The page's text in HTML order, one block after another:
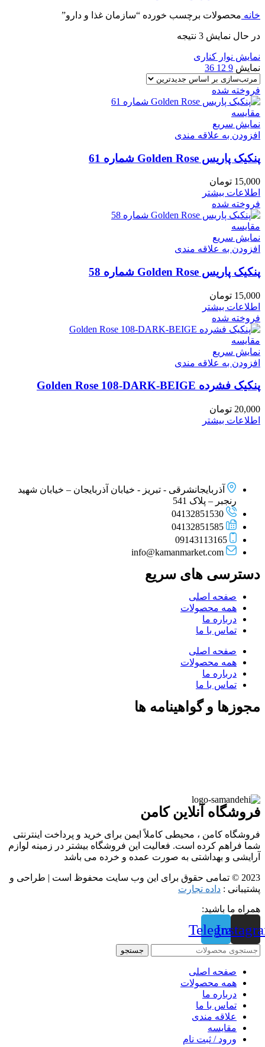
خانه محصولات برچسب خورده “سازمان غذا و دارو”
در حال نمایش 3 نتیجه
نمایش نوار کناری
نمایش 9
12
36
فروخته شده
مقايسه
نمایش سریع
افزودن به علاقه مندی
پنکیک پاریس Golden Rose شماره 61
15,000 تومان
اطلاعات بیشتر
فروخته شده
مقايسه
نمایش سریع
افزودن به علاقه مندی
پنکیک پاریس Golden Rose شماره 58
15,000 تومان
اطلاعات بیشتر
فروخته شده
مقايسه
نمایش سریع
افزودن به علاقه مندی
پنکیک فشرده Golden Rose 108-DARK-BEIGE
20,000 تومان
اطلاعات بیشتر
آذربایجانشرقی - تبریز - خیابان آذربایجان – خیابان شهید
رنجبر – پلاک 541
04132851530
04132851585
09143113165
info@kamanmarket.com
دسترسی های سریع
صفحه اصلی
همه محصولات
درباره ما
تماس با ما
صفحه اصلی
همه محصولات
درباره ما
تماس با ما
مجوزها و گواهینامه ها
فروشگاه آنلاین کامن
فروشگاه کامن ، محیطی کاملاً ایمن برای خرید و پرداخت اینترنتی
شما فراهم کرده است. فعالیت این فروشگاه بیشتر در زمینه لوازم
آرایشی و بهداشتی به صورت عمده و خرده می باشد
2023 © تمامی حقوق برای این وب سایت محفوظ است | طراحی و
پشتیبانی : داده تجارت
همراه ما باشید:
Telegram
جستجو
صفحه اصلی
همه محصولات
درباره ما
تماس با ما
علاقه مندی
مقايسه
ورود / ثبت نام